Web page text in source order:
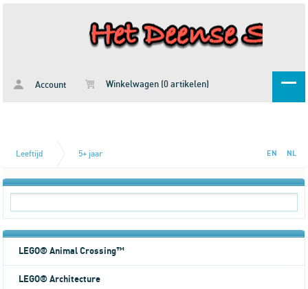
Account Winkelwagen (0 artikelen)
Leeftijd 5+ jaar EN NL
LEGO® Animal Crossing™
LEGO® Architecture